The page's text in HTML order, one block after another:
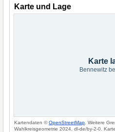
Karte und Lage
Karte
Bennewitz
Kartendaten ©OpenStreetMap . Weitere
Wahlkreisgeometrie 2024, dl-de/by-2-0.